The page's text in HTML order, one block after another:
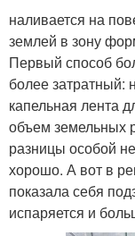
наливается на
землей в зону
Первый способ
более затратный:
капельная лента
объем земельных
разницы особой
хорошо. А вот в
показала себя
испаряется и